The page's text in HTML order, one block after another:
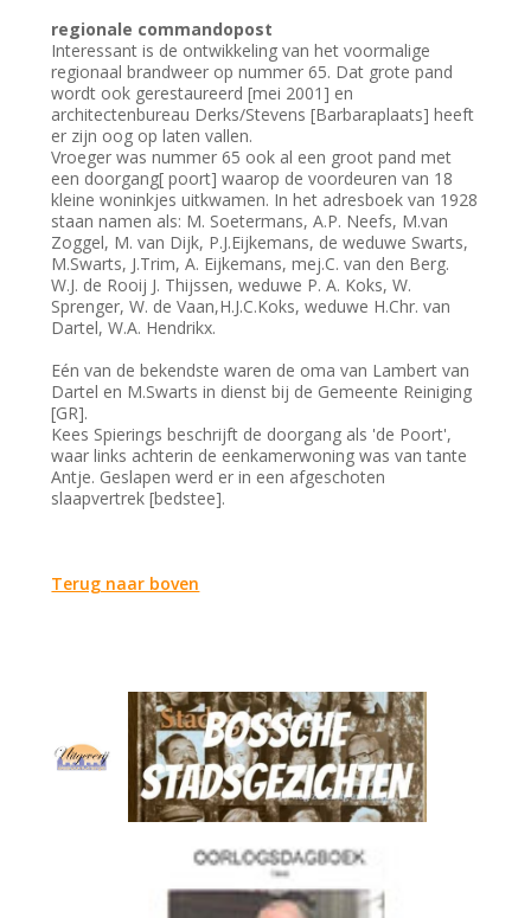
regionale commandopost
Interessant is de ontwikkeling van het voormalige
regionaal brandweer op nummer 65. Dat grote pand
wordt ook gerestaureerd [mei 2001] en
architectenbureau Derks/Stevens [Barbaraplaats] heeft
er zijn oog op laten vallen.
Vroeger was nummer 65 ook al een groot pand met
een doorgang[ poort] waarop de voordeuren van 18
kleine woninkjes uitkwamen. In het adresboek van 1928
staan namen als: M. Soetermans, A.P. Neefs, M.van
Zoggel, M. van Dijk, P.J.Eijkemans, de weduwe Swarts,
M.Swarts, J.Trim, A. Eijkemans, mej.C. van den Berg.
W.J. de Rooij J. Thijssen, weduwe P. A. Koks, W.
Sprenger, W. de Vaan,H.J.C.Koks, weduwe H.Chr. van
Dartel, W.A. Hendrikx.
Eén van de bekendste waren de oma van Lambert van
Dartel en M.Swarts in dienst bij de Gemeente Reiniging
[GR].
Kees Spierings beschrijft de doorgang als 'de Poort',
waar links achterin de eenkamerwoning was van tante
Antje. Geslapen werd er in een afgeschoten
slaapvertrek [bedstee].
Terug naar boven